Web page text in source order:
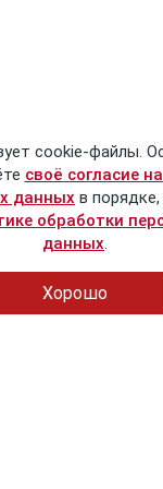
cookie-файлы.
своё согласие
данных в
обработки
данных.
Хорошо